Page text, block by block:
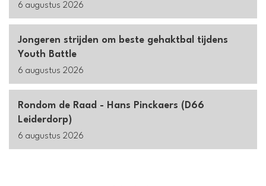
6 augustus 2026
Jongeren strijden om beste gehaktbal tijdens
Youth Battle
6 augustus 2026
Rondom de Raad - Hans Pinckaers (D66
Leiderdorp)
6 augustus 2026